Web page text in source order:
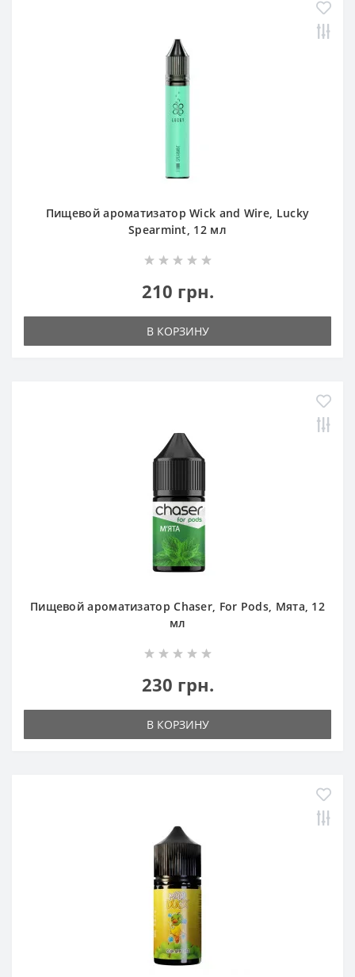
Пищевой ароматизатор Wick and Wire, Lucky
Spearmint, 12 мл
210 грн.
В КОРЗИНУ
Пищевой ароматизатор Chaser, For Pods, Мята, 12
мл
230 грн.
В КОРЗИНУ